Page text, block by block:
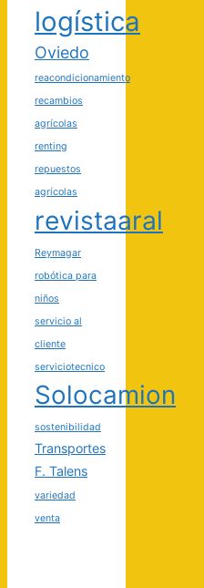
logística
Oviedo
reacondicionamiento
recambios
agrícolas
renting
repuestos
agrícolas
revistaaral
Reymagar
robótica para
niños
servicio al
cliente
serviciotecnico
Solocamion
sostenibilidad
Transportes
F. Talens
variedad
venta